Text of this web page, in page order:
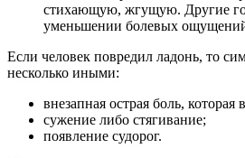
стихающую, жгущую. Другие
уменьшении болевых
Если человек повредил ладонь, то
несколько иными:
внезапная острая боль, которая
сужение либо стягивание;
появление судорог.